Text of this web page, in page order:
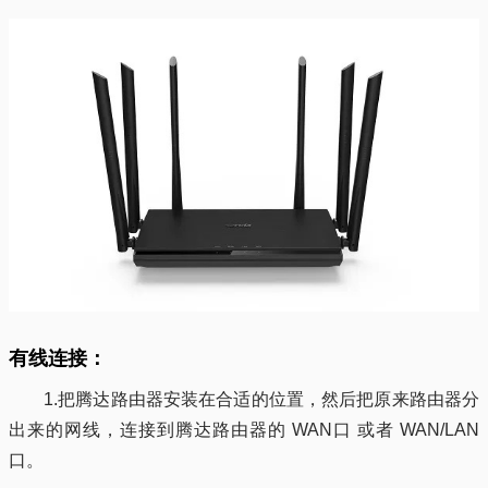
有线连接：
1.把腾达路由器安装在合适的位置，然后把原来路由器分
出来的网线，连接到腾达路由器的 WAN口 或者 WAN/LAN
口。